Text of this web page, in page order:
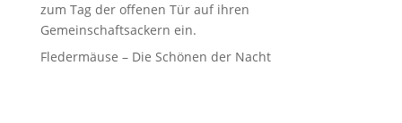
zum Tag der offenen Tür auf ihren
Gemeinschaftsackern ein.
Fledermäuse – Die Schönen der Nacht